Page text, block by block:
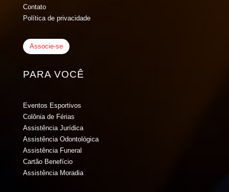
Contato
Política de privacidade
Associe-se
PARA VOCÊ
Eventos Esportivos
Colônia de Férias
Assistência Jurídica
Assistência Odontológica
Assistência Funeral
Cartão Benefício
Assistência Moradia